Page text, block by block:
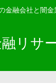
融会社と闇
リサ